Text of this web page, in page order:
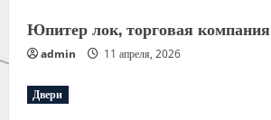
Юпитер лок, торговая компания
admin 11 апреля, 2026
Двери